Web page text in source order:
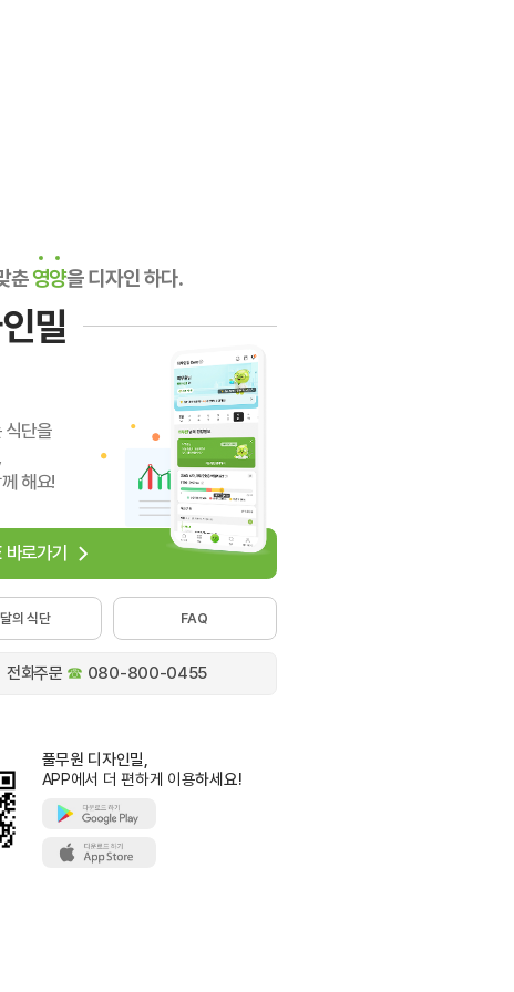
춘영양을 디자인 하다.
밀
식단을
해요!
로가기
의 식단 FAQ
전화주문 ☎ 080-800-0455
풀무원 디자인밀,
APP에서 더 편하게 이용하세요!